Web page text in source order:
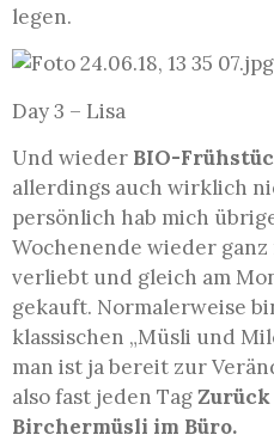
legen.
Day 3 – Lisa
Und wieder BIO-
allerdings auch wirklich
persönlich hab mich
Wochenende wieder ganz
verliebt und gleich am
gekauft. Normalerweise
klassischen „Müsli und
man ist ja bereit zur
also fast jeden TagZurück
Birchermüsli im Büro.